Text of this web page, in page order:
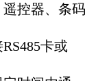
控器、条码
卡或